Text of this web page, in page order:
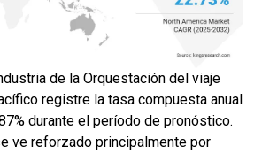
de la Orquestación del viaje
registre la tasa compuesta anual
durante el período de pronóstico.
ve reforzado principalmente por